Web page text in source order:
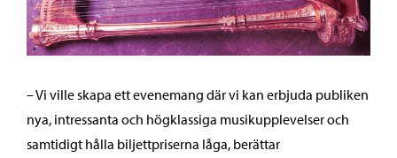
– Vi ville skapa ett evenemang där vi kan erbjuda publiken
nya, intressanta och högklassiga musikupplevelser och
samtidigt hålla biljettpriserna låga, berättar